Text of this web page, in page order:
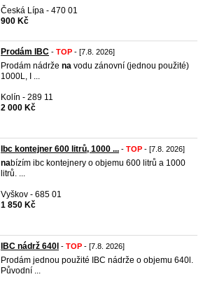
Česká Lípa - 470 01
900 Kč
Prodám IBC - TOP - [7.8. 2026]
Prodám nádrže na vodu zánovní (jednou použité)
1000L, I ...
Kolín - 289 11
2 000 Kč
Ibc kontejner 600 litrů, 1000 ... - TOP - [7.8. 2026]
nabízím ibc kontejnery o objemu 600 litrů a 1000
litrů. ...
Vyškov - 685 01
1 850 Kč
IBC nádrž 640l - TOP - [7.8. 2026]
Prodám jednou použité IBC nádrže o objemu 640l.
Původní ...